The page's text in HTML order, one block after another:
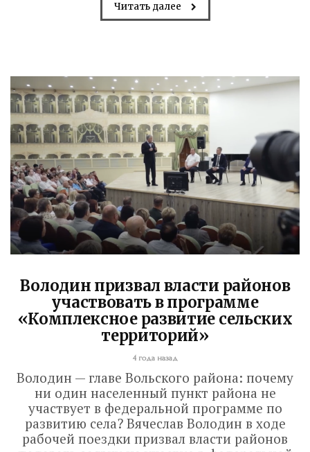
Читать далее
Володин призвал власти районов
участвовать в программе
«Комплексное развитие сельских
территорий»
4 года назад
Володин — главе Вольского района: почему
ни один населенный пункт района не
участвует в федеральной программе по
развитию села? Вячеслав Володин в ходе
рабочей поездки призвал власти районов
Володин о СПАСЕНИИ
здания колледжа
радиоэлектроники